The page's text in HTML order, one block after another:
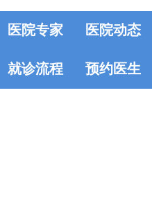
医院专家 医院动态
就诊流程 预约医生